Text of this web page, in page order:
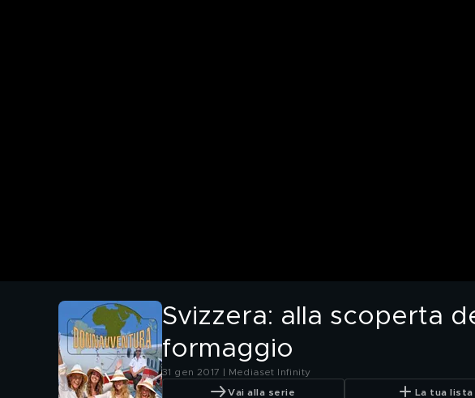
Svizzera: alla scoperta
formaggio
31 gen 2017 | Mediaset Infinity
Vai alla serie La tua lista